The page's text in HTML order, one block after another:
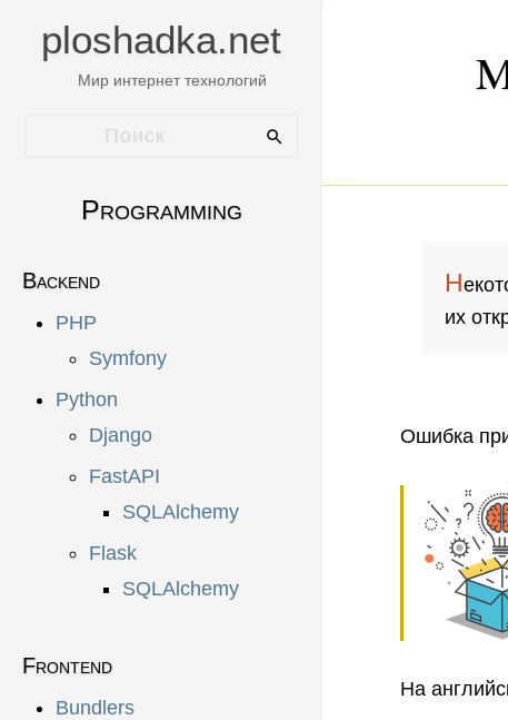
ploshadka.net
Мир интернет технологий
Programming
Backend
PHP
Symfony
Python
Django
FastAPI
SQLAlchemy
Flask
SQLAlchemy
Frontend
Bundlers
Н
их
Ошибка
На